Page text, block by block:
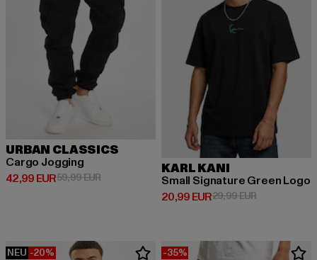
URBAN CLASSICS
Cargo Jogging
42,99 EUR
Derzeitiger Preis: 42,99 EUR
59,99 EURAktionspreis: 59,99 EUR
KARL KANI
Small Signature Green Logo
20,99 EUR
Derzeitiger Preis: 20,99 EUR
29,99 EURAktionspreis:
NEU -20% -35%